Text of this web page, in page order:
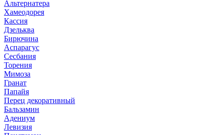
Альтернатера
Хамеодорея
Кассия
Дзельква
Бирючина
Аспарагус
Сесбания
Торения
Мимоза
Гранат
Папайя
Перец декоративный
Бальзамин
Адениум
Левизия